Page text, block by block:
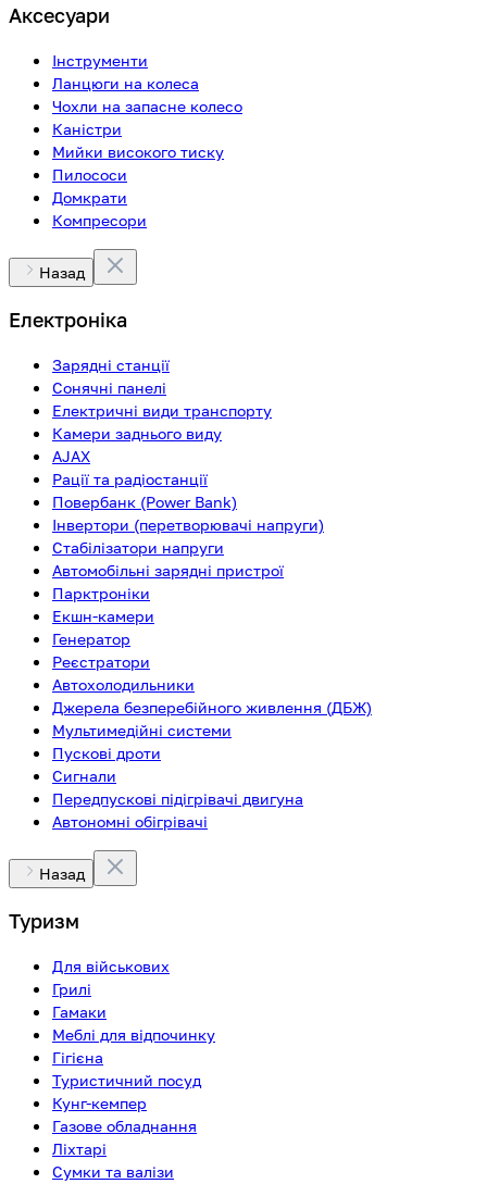
Аксесуари
Інструменти
Ланцюги на колеса
Чохли на запасне колесо
Каністри
Мийки високого тиску
Пилососи
Домкрати
Компресори
Назад
Електроніка
Зарядні станції
Сонячні панелі
Електричні види транспорту
Камери заднього виду
AJAX
Рації та радіостанції
Повербанк (Power Bank)
Інвертори (перетворювачі напруги)
Стабілізатори напруги
Автомобільні зарядні пристрої
Парктроніки
Екшн-камери
Генератор
Реєстратори
Автохолодильники
Джерела безперебійного живлення (ДБЖ)
Мультимедійні системи
Пускові дроти
Сигнали
Передпускові підігрівачі двигуна
Автономні обігрівачі
Назад
Туризм
Для військових
Грилі
Гамаки
Меблі для відпочинку
Гігієна
Туристичний посуд
Кунг-кемпер
Газове обладнання
Ліхтарі
Сумки та валізи